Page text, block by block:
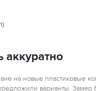
аккуратно
на новые пластиковые
варианты.